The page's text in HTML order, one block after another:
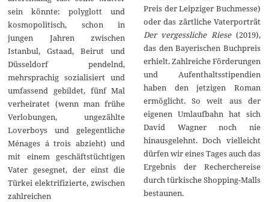
sein könnte: polyglott und
kosmopolitisch, schon in
jungen Jahren zwischen
Istanbul, Gstaad, Beirut und
Düsseldorf pendelnd,
mehrsprachig sozialisiert und
umfassend gebildet, fünf Mal
verheiratet (wenn man frühe
Verlobungen, ungezählte
Loverboys und gelegentliche
Ménages á trois abzieht) und
mit einem geschäftstüchtigen
Vater gesegnet, der einst die
Türkei elektrifizierte, zwischen
zahlreichen
Preis der Leipziger Buchmesse)
oder das zärtliche Vaterporträt
Der vergessliche Riese(2019),
das den Bayerischen Buchpreis
erhielt. Zahlreiche Förderungen
und Aufenthaltsstipendien
haben den jetzigen Roman
ermöglicht. So weit aus der
eigenen Umlaufbahn hat sich
David Wagner noch nie
hinausgelehnt. Doch vielleicht
dürfen wir eines Tages auch das
Ergebnis der Recherchereise
durch türkische Shopping-Malls
bestaunen.